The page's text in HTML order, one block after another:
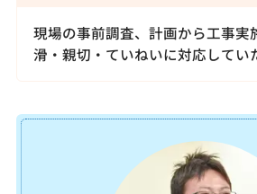
現場の事前調査、計画から工事実
滑・親切・ていねいに対応してい